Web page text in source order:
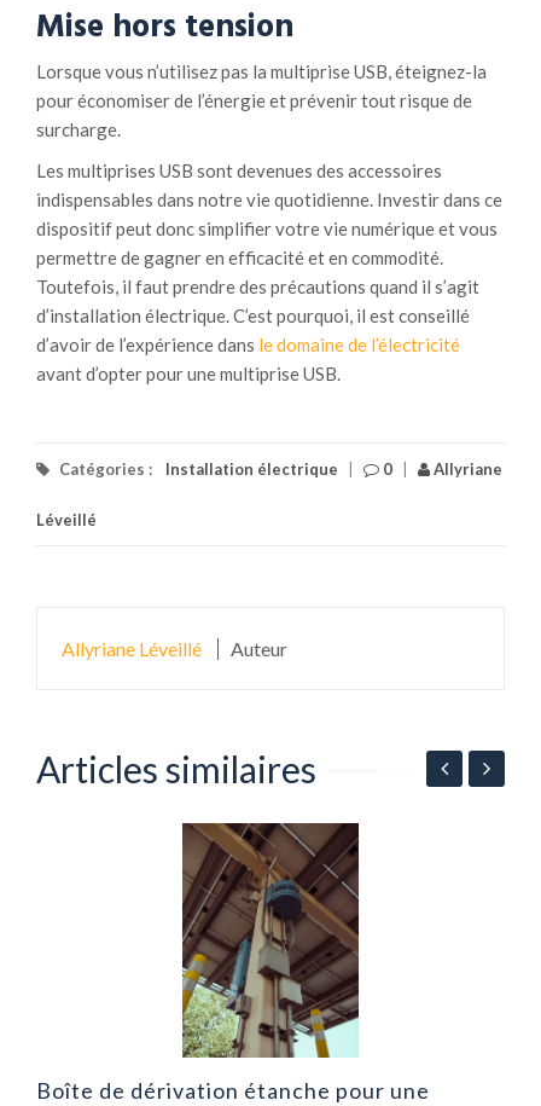
Mise hors tension
Lorsque vous n’utilisez pas la multiprise USB, éteignez-la
pour économiser de l’énergie et prévenir tout risque de
surcharge.
Les multiprises USB sont devenues des accessoires
indispensables dans notre vie quotidienne. Investir dans ce
dispositif peut donc simplifier votre vie numérique et vous
permettre de gagner en efficacité et en commodité.
Toutefois, il faut prendre des précautions quand il s’agit
d’installation électrique. C’est pourquoi, il est conseillé
d’avoir de l’expérience dans le domaine de l’électricité
avant d’opter pour une multiprise USB.
Catégories : Installation électrique 0 Allyriane
Léveillé
Allyriane Léveillé Auteur
Articles similaires
Boîte de dérivation étanche pour une